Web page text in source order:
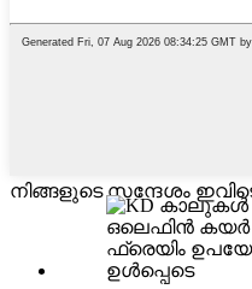
നിങ്ങളുടെ സന്ദേശം